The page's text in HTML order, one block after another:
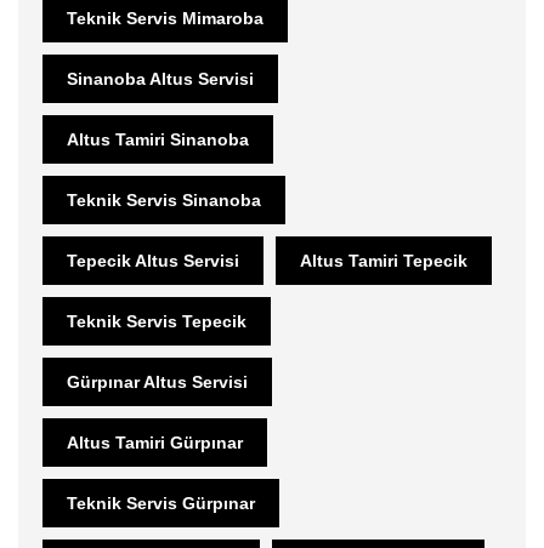
Teknik Servis Mimaroba
Sinanoba Altus Servisi
Altus Tamiri Sinanoba
Teknik Servis Sinanoba
Tepecik Altus Servisi Altus Tamiri Tepecik
Teknik Servis Tepecik
Gürpınar Altus Servisi
Altus Tamiri Gürpınar
Teknik Servis Gürpınar